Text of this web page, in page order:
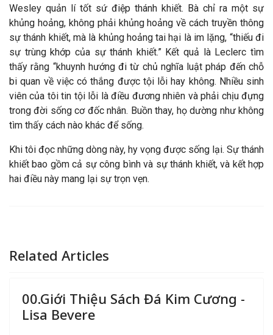
Wesley quản lí tốt sứ điệp thánh khiết. Bà chỉ ra một sự
khủng hoảng, không phải khủng hoảng về cách truyền thông
sự thánh khiết, mà là khủng hoảng tai hại là im lặng, “thiếu đi
sự trùng khớp của sự thánh khiết.” Kết quả là Leclerc tìm
thấy rằng “khuynh hướng đi từ chủ nghĩa luật pháp đến chỗ
bi quan về việc có thắng được tội lỗi hay không. Nhiều sinh
viên của tôi tin tội lỗi là điều đương nhiên và phải chịu đựng
trong đời sống cơ đốc nhân. Buồn thay, họ dường như không
tìm thấy cách nào khác để sống.
Khi tôi đọc những dòng này, hy vọng được sống lại. Sự thánh
khiết bao gồm cả sự công bình và sự thánh khiết, và kết hợp
hai điều này mang lại sự trọn vẹn.
Related Articles
00.Giới Thiệu Sách Đá Kim Cương -
Lisa Bevere